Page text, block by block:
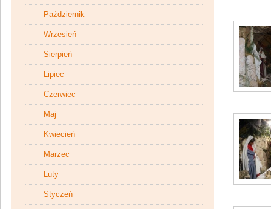
Październik
Wrzesień
Sierpień
Lipiec
Czerwiec
Maj
Kwiecień
Marzec
Luty
Styczeń